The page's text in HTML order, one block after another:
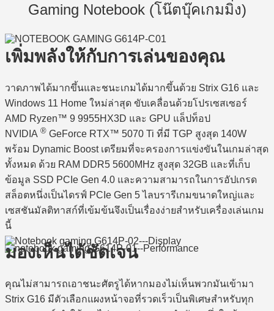
Gaming Notebook (โน๊ตบุ๊คเกมมิ่ง)
เพิ่มพลังให้กับการเล่นของคุณ
วาดภาพได้มากขึ้นและชนะเกมได้มากขึ้นด้วย Strix G16 และ
Windows 11 Home ใหม่ล่าสุด ขับเคลื่อนด้วยโปรเซสเซอร์
AMD Ryzen™ 9 9955HX3D และ GPU แล็ปท็อป
NVIDIA ® GeForce RTX™ 5070 Ti ที่มี TGP สูงสุด 140W
พร้อม Dynamic Boost เตรียมที่จะครองการแข่งขันในเกมล่าสุด
ทั้งหมด ด้วย RAM DDR5 5600MHz สูงสุด 32GB และที่เก็บ
ข้อมูล SSD PCIe Gen 4.0 และความสามารถในการอัปเกรด
สล็อตหนึ่งเป็นไดรฟ์ PCIe Gen 5 ไลบรารีเกมขนาดใหญ่และ
เซสชันมัลติทาสก์ที่เข้มข้นจึงเป็นเรื่องง่ายสำหรับเครื่องเล่นเกม
นี้
มองเห็นได้ชัดเจน
คุณไม่สามารถเอาชนะศัตรูได้หากมองไม่เห็นพวกมันเข้ามา
Strix G16 มีตัวเลือกแผงหน้าจอที่รวดเร็วเป็นพิเศษสำหรับทุก